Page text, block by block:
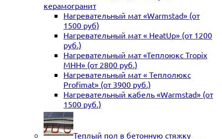
керамогранит
Нагревательный мат «Warmstad» (от
1500 руб)
Нагревательный мат « HeatUp» (от 1200
руб.)
Нагревательный мат «Теплоюкс Tropix
MHH» (от 2800 руб.)
Нагревательный мат « Теплолюкс
Profimat» (от 3900 руб.)
Нагревательный кабель «Warmstad» (от
1500 руб.)
Теплый пол в бетонную стяжку